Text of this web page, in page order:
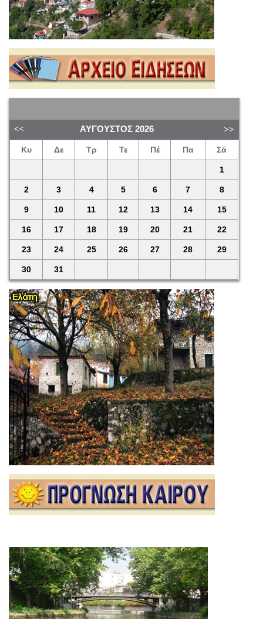
ΑΎΓΟΥΣΤΟΣ 2026
Κυ Δε Τρ Τε Πέ Πα Σά
1
2 3 4 5 6 7 8
9 10 11 12 13 14 15
16 17 18 19 20 21 22
23 24 25 26 27 28 29
30 31